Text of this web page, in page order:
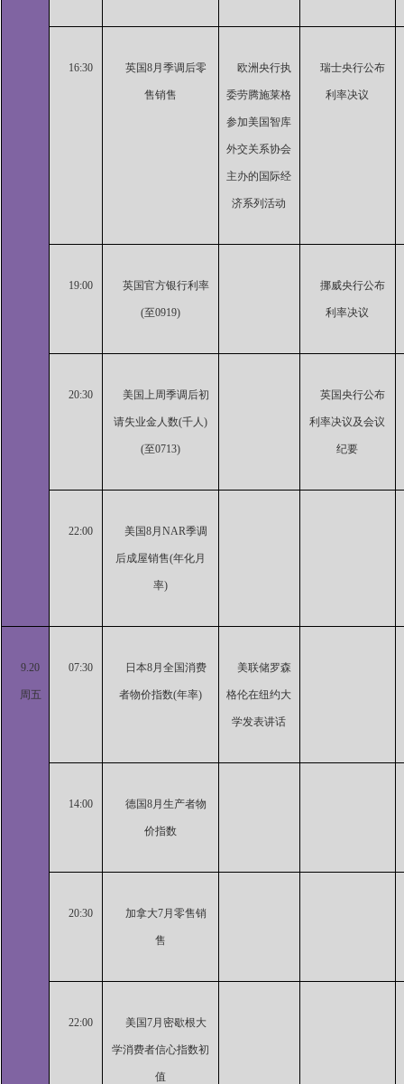
16:30 英国8月季调后零
售销售
欧洲央行执
委劳腾施莱格
参加美国智库
外交关系协会
主办的国际经
济系列活动
瑞士央行公布
利率决议
19:00 英国官方银行利率
(至0919)
挪威央行公布
利率决议
20:30 美国上周季调后初
请失业金人数(千人)
(至0713)
英国央行公布
利率决议及会议
纪要
22:00 美国8月NAR季调
后成屋销售(年化月
率)
9.20
周五
07:30 日本8月全国消费
者物价指数(年率)
美联储罗森
格伦在纽约大
学发表讲话
14:00 德国8月生产者物
价指数
20:30 加拿大7月零售销
售
22:00 美国7月密歇根大
学消费者信心指数初
值